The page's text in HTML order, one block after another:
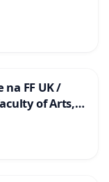
FF UK /
of Arts,